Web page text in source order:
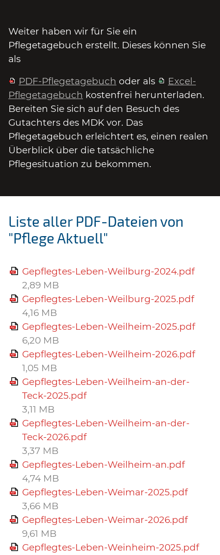
Weiter haben wir für Sie ein
Pflegetagebuch erstellt. Dieses können Sie
als
PDF-Pflegetagebuch oder als
Excel-
Pflegetagebuch kostenfrei herunterladen.
Bereiten Sie sich auf den Besuch des
Gutachters des MDK vor. Das
Pflegetagebuch erleichtert es, einen realen
Überblick über die tatsächliche
Pflegesituation zu bekommen.
Liste aller PDF-Dateien von
"Pflege Aktuell"
Gepflegtes-Leben-Weilburg-2024.pdf
2,89 MB
Gepflegtes-Leben-Weilburg-2025.pdf
4,16 MB
Gepflegtes-Leben-Weilheim-2025.pdf
6,20 MB
Gepflegtes-Leben-Weilheim-2026.pdf
1,05 MB
Gepflegtes-Leben-Weilheim-an-der-
Teck-2025.pdf
3,11 MB
Gepflegtes-Leben-Weilheim-an-der-
Teck-2026.pdf
3,37 MB
Gepflegtes-Leben-Weilheim-an.pdf
4,74 MB
Gepflegtes-Leben-Weimar-2025.pdf
3,66 MB
Gepflegtes-Leben-Weimar-2026.pdf
9,61 MB
Gepflegtes-Leben-Weinheim-2025.pdf